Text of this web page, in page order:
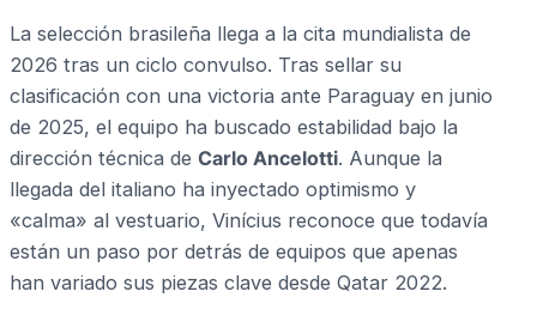
La selección brasileña llega a la cita mundialista de
2026 tras un ciclo convulso. Tras sellar su
clasificación con una victoria ante Paraguay en junio
de 2025, el equipo ha buscado estabilidad bajo la
dirección técnica de Carlo Ancelotti. Aunque la
llegada del italiano ha inyectado optimismo y
«calma» al vestuario, Vinícius reconoce que todavía
están un paso por detrás de equipos que apenas
han variado sus piezas clave desde Qatar 2022.